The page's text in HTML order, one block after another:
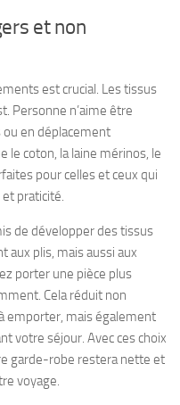
et non
est crucial. Les tissus
Personne n’aime être
ou en déplacement
le coton, la laine mérinos, le
pour celles et ceux qui
praticité.
de développer des tissus
aux plis, mais aussi aux
porter une pièce plus
Cela réduit non
emporter, mais également
votre séjour. Avec ces choix
garde-robe restera nette et
voyage.